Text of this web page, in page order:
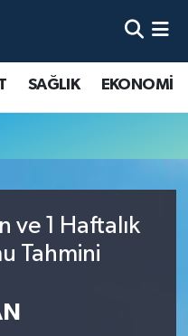
SAĞLIK EKONOMİ
ve 1 Haftalık
Tahmini